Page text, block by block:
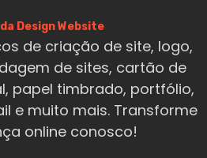
de criação de site, logo,
de sites, cartão de
papel timbrado, portfólio,
e muito mais. Transforme
online conosco!